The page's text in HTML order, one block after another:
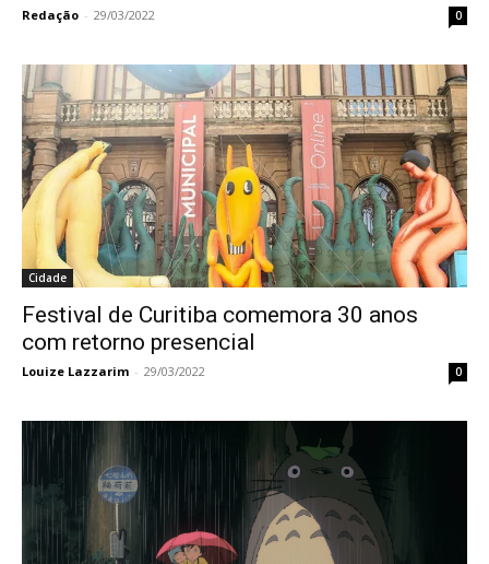
Redação - 29/03/2022 0
Cidade
Festival de Curitiba comemora 30 anos
com retorno presencial
Louize Lazzarim - 29/03/2022 0